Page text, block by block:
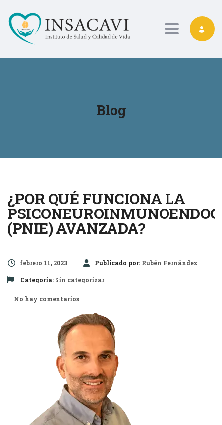
Toggle
Blog
¿POR QUÉ FUNCIONA LA
(PNIE) AVANZADA?
febrero 11, 2023 Publicado por: Rubén Fernández
Categoría: Sin categorizar
No hay comentarios